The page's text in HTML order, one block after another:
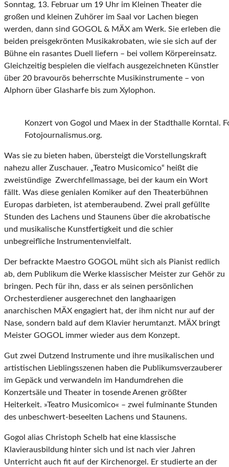
Sonntag, 13. Februar um 19 Uhr im Kleinen Theater die
großen und kleinen Zuhörer im Saal vor Lachen biegen
werden, dann sind GOGOL & MÄX am Werk. Sie erleben die
beiden preisgekrönten Musikakrobaten, wie sie sich auf der
Bühne ein rasantes Duell liefern – bei vollem Körpereinsatz.
Gleichzeitig bespielen die vielfach ausgezeichneten Künstler
über 20 bravourös beherrschte Musikinstrumente – von
Alphorn über Glasharfe bis zum Xylophon.
Konzert von Gogol und Maex in der Stadthalle Korntal.
Fotojournalismus.org.
Was sie zu bieten haben, übersteigt die Vorstellungskraft
nahezu aller Zuschauer. „Teatro Musicomico“ heißt die
zweistündige Zwerchfell­massage, bei der kaum ein Wort
fällt. Was diese genialen Komiker auf den Theaterbühnen
Europas darbieten, ist atemberaubend. Zwei prall gefüllte
Stunden des Lachens und Staunens über die akrobatische
und musikalische Kunstfertigkeit und die schier
unbegreifliche Instrumenten­vielfalt.
Der befrackte Maestro GOGOL müht sich als Pianist redlich
ab, dem Publikum die Werke klassischer Meister zur Gehör zu
bringen. Pech für ihn, dass er als seinen persönlichen
Orchesterdiener ausgerechnet den langhaarigen
anarchischen MÄX engagiert hat, der ihm nicht nur auf der
Nase, sondern bald auf dem Klavier herumtanzt. MÄX bringt
Meister GOGOL immer wieder aus dem Konzept.
Gut zwei Dutzend Instrumente und ihre musikalischen und
artistischen Lieblingsszenen haben die Publikumsverzauberer
im Gepäck und verwandeln im Handumdrehen die
Konzertsäle und Theater in tosende Arenen größter
Heiterkeit. »Teatro Musicomico« – zwei fulminante Stunden
des unbeschwert-beseelten Lachens und Staunens.
Gogol alias Christoph Schelb hat eine klassische
Klavierausbildung hinter sich und ist nach vier Jahren
Unterricht auch fit auf der Kirchenorgel. Er studierte an der